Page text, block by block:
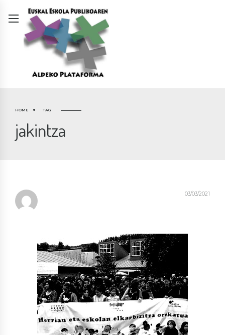
HOME TAG
jakintza
03/03/2021